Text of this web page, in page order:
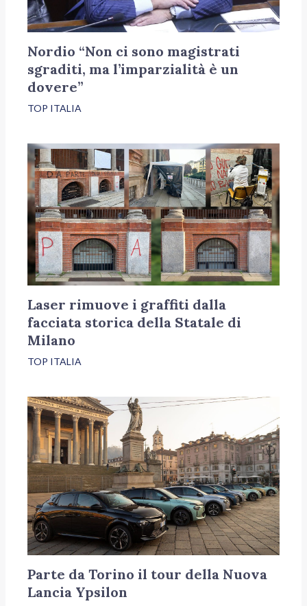
Nordio “Non ci sono magistrati
sgraditi, ma l’imparzialità è un
dovere”
TOP ITALIA
Laser rimuove i graffiti dalla
facciata storica della Statale di
Milano
TOP ITALIA
Parte da Torino il tour della Nuova
Lancia Ypsilon